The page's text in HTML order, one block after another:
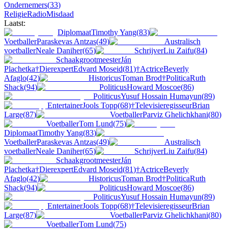
Ondernemers(33)
ReligieRadioMisdaad
Laatst:
DiplomaatTimothy Yang(83)
VoetballerParaskevas Antzas(49)
Australisch
voetballerNeale Daniher(65) SchrijverLiu Zaifu(84)
SchaakgrootmeesterJán
Plachetka†DierexpertEdvard Moseid(81)†ActriceBeverly
Afaglo(42) HistoricusToman Brod†PoliticaRuth
Shack(94) PoliticusHoward Moscoe(86)
PoliticusYusuf Hossain Humayun(89)
EntertainerJools Topp(68)†TelevisieregisseurBrian
Large(87) VoetballerParviz Ghelichkhani(80)
VoetballerTom Lund(75)
DiplomaatTimothy Yang(83)
VoetballerParaskevas Antzas(49)
Australisch
voetballerNeale Daniher(65) SchrijverLiu Zaifu(84)
SchaakgrootmeesterJán
Plachetka†DierexpertEdvard Moseid(81)†ActriceBeverly
Afaglo(42) HistoricusToman Brod†PoliticaRuth
Shack(94) PoliticusHoward Moscoe(86)
PoliticusYusuf Hossain Humayun(89)
EntertainerJools Topp(68)†TelevisieregisseurBrian
Large(87) VoetballerParviz Ghelichkhani(80)
VoetballerTom Lund(75)